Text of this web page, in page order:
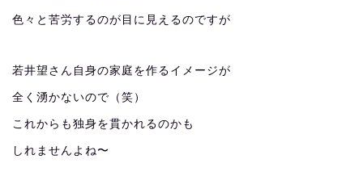
色々と苦労するのが目に見えるのですが
若井望さん自身の家庭を作るイメージが
全く湧かないので（笑）
これからも独身を貫かれるのかも
しれませんよね〜